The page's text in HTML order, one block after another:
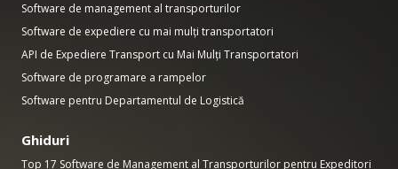
Software de management al transporturilor
Software de expediere cu mai mulți transportatori
API de Expediere Transport cu Mai Mulți Transportatori
Software de programare a rampelor
Software pentru Departamentul de Logistică
Ghiduri
Top 17 Software de Management al Transporturilor pentru Expeditori